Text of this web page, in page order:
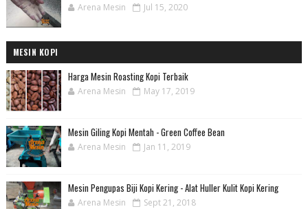
Arena Mesin Jul 15, 2020
MESIN KOPI
Harga Mesin Roasting Kopi Terbaik
Arena Mesin May 17, 2019
Mesin Giling Kopi Mentah - Green Coffee Bean
Arena Mesin Jan 11, 2019
Mesin Pengupas Biji Kopi Kering - Alat Huller Kulit Kopi Kering
Arena Mesin Sept 21, 2018